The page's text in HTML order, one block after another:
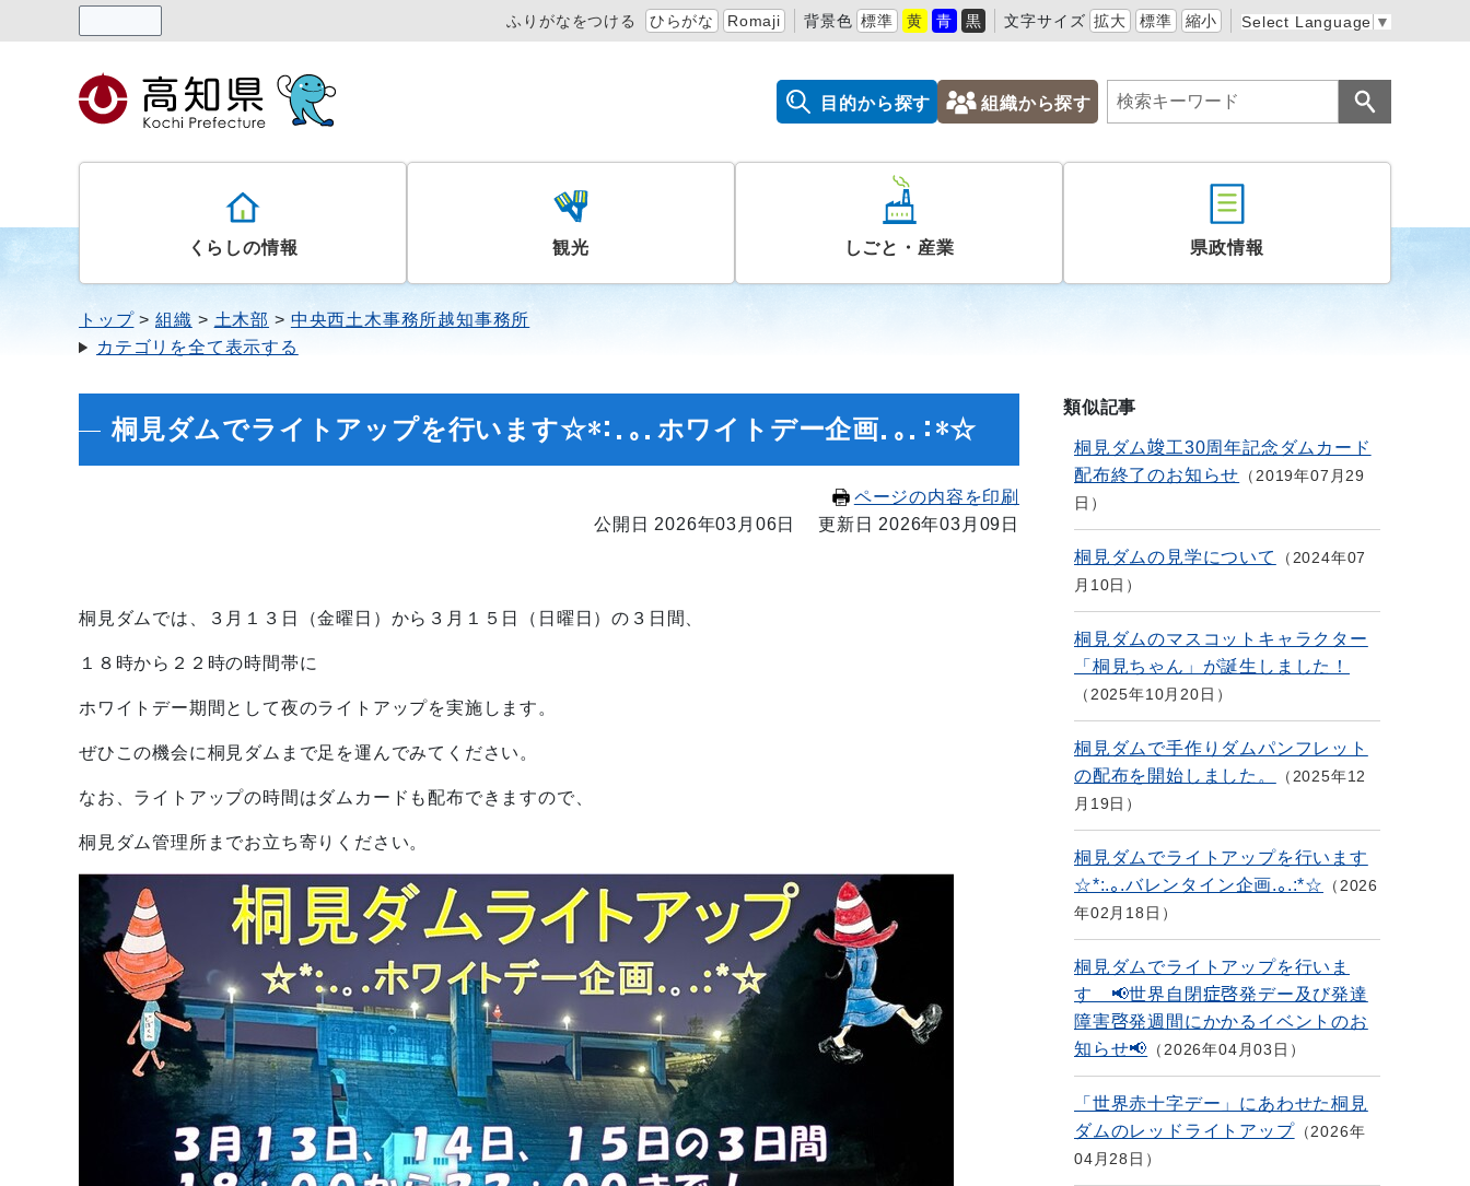
ふりがなをつける ひらがな Romaji 背景色 標準 黄 青 黒 文字サイズ 拡大 標準 縮小 Select Language ▼
目的から探す 組織から探す
くらしの情報 観光 しごと・産業 県政情報
トップ 組織 土木部
中央西土木事務所越知事務所
カテゴリを全て表示する
桐見ダムでライトアップを行います☆*:.｡.ホワイトデー企画.｡.:*☆
ページの内容を印刷
公開日 2026年03月06日
更新日 2026年03月09日
桐見ダムでは、３月１３日（金曜日）から３月１５日（日曜日）の３日間、
１８時から２２時の時間帯に
ホワイトデー期間として夜のライトアップを実施します。
ぜひこの機会に桐見ダムまで足を運んでみてください。
なお、ライトアップの時間はダムカードも配布できますので、
桐見ダム管理所までお立ち寄りください。
類似記事
桐見ダム竣工30周年記念ダムカード
配布終了のお知らせ
2019年07月29
日
桐見ダムの見学について
2024年07
月10日
桐見ダムのマスコットキャラクター
「桐見ちゃん」が誕生しました！
2025年10月20日
桐見ダムで手作りダムパンフレット
の配布を開始しました。
2025年12
月19日
桐見ダムでライトアップを行います
☆*:.｡.バレンタイン企画.｡.:*☆
2026
年02月18日
桐見ダムでライトアップを行いま
す 📢世界自閉症啓発デー及び発達
障害啓発週間にかかるイベントのお
知らせ📢
2026年04月03日
「世界赤十字デー」にあわせた桐見
ダムのレッドライトアップ
2026年
04月28日